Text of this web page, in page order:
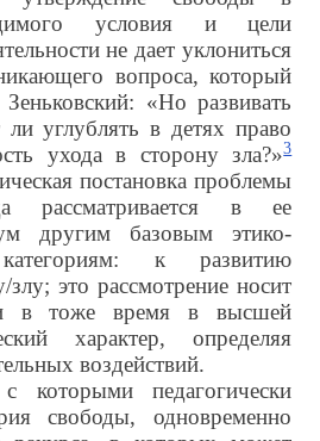
условия и цели
не дает уклониться
вопроса, который
«Но развивать
ли углублять в детях право
ухода в сторону зла?»3
постановка проблемы
рассматривается в ее
другим базовым этико-
категориям: к развитию
это рассмотрение носит
и в тоже время в высшей
характер, определяя
воздействий.
которыми педагогически
свободы, одновременно